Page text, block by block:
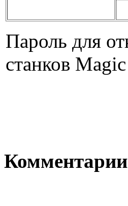
Пароль для
станков
Комментарии